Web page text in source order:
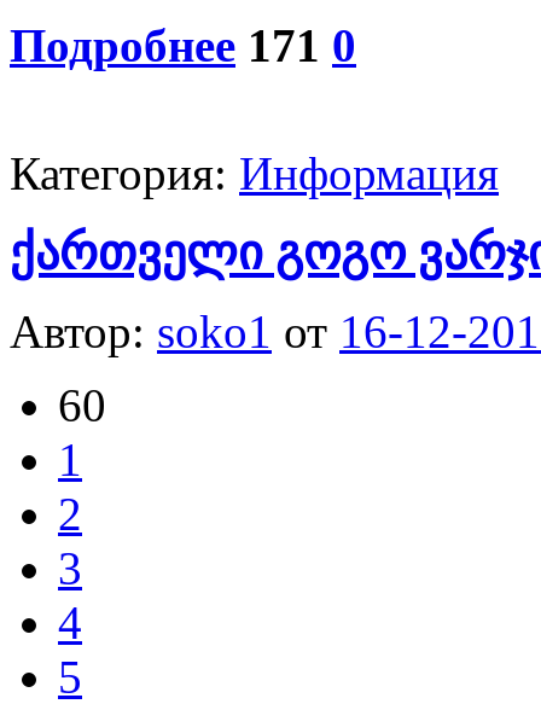
Подробнее 171 0
Категория: Информация
ქართველი გოგო
Автор: soko1 от 16-12-
60
1
2
3
4
5